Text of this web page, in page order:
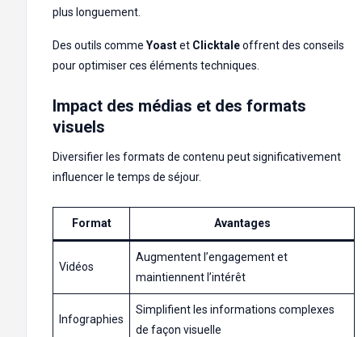
plus longuement.
Des outils comme Yoastet Clicktaleoffrent des conseils
pour optimiser ces éléments techniques.
Impact des médias et des formats
visuels
Diversifier les formats de contenu peut significativement
influencer le temps de séjour.
Format Avantages
Vidéos
Augmentent l’engagement et
maintiennent l’intérêt
Infographies
Simplifient les informations complexes
de façon visuelle